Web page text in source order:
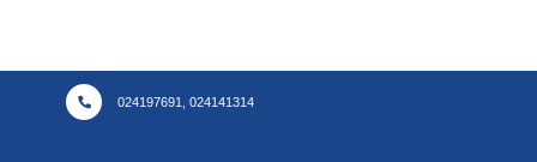
024197691, 024141314